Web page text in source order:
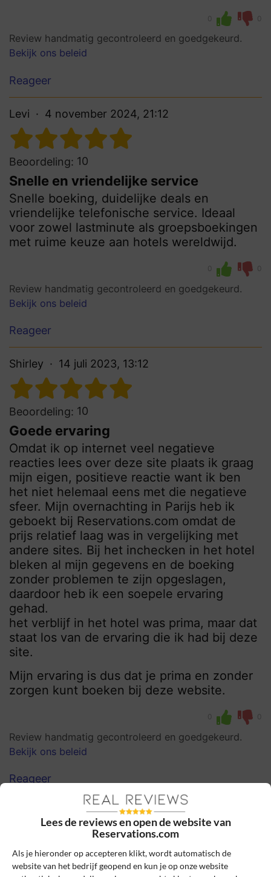
0 0
Review handmatig gecontroleerd en goedgekeurd.
Bekijk ons beleid
Reageer
Levi 4 november 2024, 21:12
Beoordeling: 10
Snelle en vriendelijke service
Snelle boeking, duidelijke deals en
vriendelijke telefonische service. Ideaal
voor zowel lastminute als groepsboekingen
met ruime keuze aan hotels wereldwijd.
0 0
Review handmatig gecontroleerd en goedgekeurd.
Bekijk ons beleid
Reageer
Shirley 14 juli 2023, 13:12
Beoordeling: 10
Goede ervaring
Omdat ik op internet veel negatieve
reacties lees over deze site plaats ik graag
mijn eigen, positieve reactie want ik ben
het niet helemaal eens met die negatieve
sfeer. Mijn overnachting in Parijs heb ik
geboekt bij Reservations.com omdat de
prijs relatief laag was in vergelijking met
andere sites. Bij het inchecken in het hotel
bleken al mijn gegevens en de boeking
zonder problemen te zijn opgeslagen,
daardoor heb ik een soepele ervaring
gehad.
het verblijf in het hotel was prima, maar dat
staat los van de ervaring die ik had bij deze
site.
Mijn ervaring is dus dat je prima en zonder
zorgen kunt boeken bij deze website.
0 0
Review handmatig gecontroleerd en goedgekeurd.
Bekijk ons beleid
Reageer
Schrijf een review
Het e-mailadres en bestelnummer worden niet
gepubliceerd. Vereiste velden zijn gemarkeerd
met *
Lees de reviews en open de website van
Reservations.com
Als je hieronder op accepteren klikt, wordt automatisch de
website van het bedrijf geopend en kun je op onze website